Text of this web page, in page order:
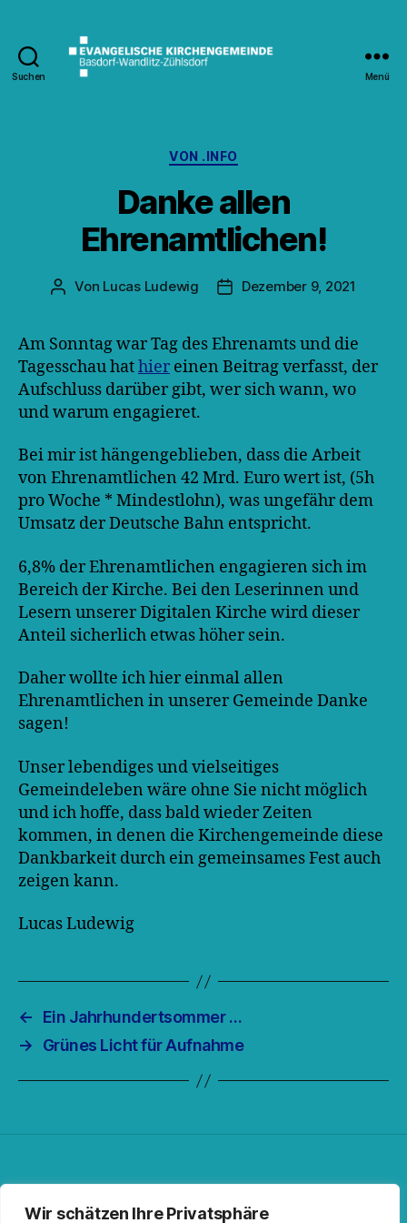
Wir schätzen Ihre Privatsphäre
Suchen Menü
Kategorien
VON .INFO
Danke allen
Ehrenamtlichen!
Beitragsautor
Von Lucas Ludewig Veröffentlichungsdatum
Dezember 9, 2021
Am Sonntag war Tag des Ehrenamts und die
Tagesschau hathier einen Beitrag verfasst, der
Aufschluss darüber gibt, wer sich wann, wo
und warum engagieret.
Bei mir ist hängengeblieben, dass die Arbeit
von Ehrenamtlichen 42 Mrd. Euro wert ist, (5h
pro Woche * Mindestlohn), was ungefähr dem
Umsatz der Deutsche Bahn entspricht.
6,8% der Ehrenamtlichen engagieren sich im
Bereich der Kirche. Bei den Leserinnen und
Lesern unserer Digitalen Kirche wird dieser
Anteil sicherlich etwas höher sein.
Daher wollte ich hier einmal allen
Ehrenamtlichen in unserer Gemeinde Danke
sagen!
Unser lebendiges und vielseitiges
Gemeindeleben wäre ohne Sie nicht möglich
und ich hoffe, dass bald wieder Zeiten
kommen, in denen die Kirchengemeinde diese
Dankbarkeit durch ein gemeinsames Fest auch
zeigen kann.
Lucas Ludewig
←
Ein Jahrhundertsommer …
→
Grünes Licht für Aufnahme
Facebook
Spotify
RSS-FeedInstagram